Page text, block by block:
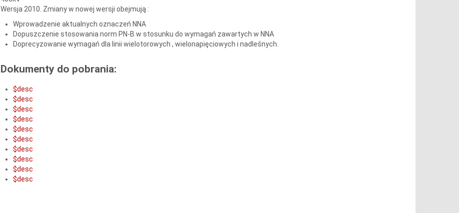
Wersja 2010. Zmiany w nowej wersji obejmują :
Wprowadzenie aktualnych oznaczeń NNA
Dopuszczenie stosowania norm PN-B w stosunku do wymagań zawartych w NNA
Doprecyzowanie wymagań dla linii wielotorowych , wielonapięciowych i nadleśnych.
Dokumenty do pobrania:
$desc
$desc
$desc
$desc
$desc
$desc
$desc
$desc
$desc
$desc